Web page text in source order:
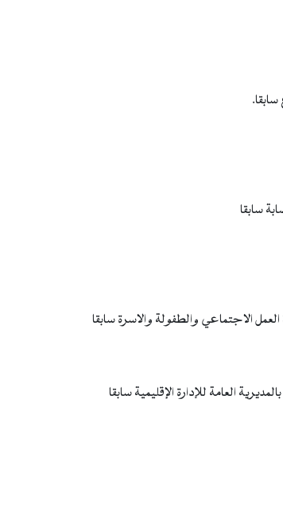
سابقا.
سابقا
الاجتماعي والطفولة والاسرة سابقا
العامة للإدارة الإقليمية سابقا